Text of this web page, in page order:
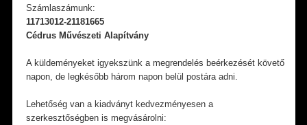
Számlaszámunk:
11713012-21181665
Cédrus Művészeti Alapítvány
A küldeményeket igyekszünk a megrendelés beérkezését követő
napon, de legkésőbb három napon belül postára adni.
Lehetőség van a kiadványt kedvezményesen a
szerkesztőségben is megvásárolni: